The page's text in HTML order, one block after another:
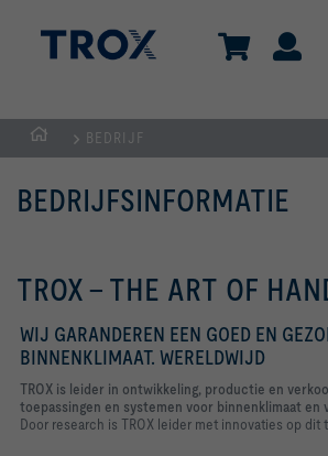
Homepage
BEDRIJF
BEDRIJFSINFORMATIE
TROX - THE ART OF
WIJ GARANDEREN EEN GOED EN
BINNENKLIMAAT. WERELDWIJD
TROX is leider in ontwikkeling, productie en
toepassingen en systemen voor binnenklimaat en
Door research is TROX leider met innovaties op dit